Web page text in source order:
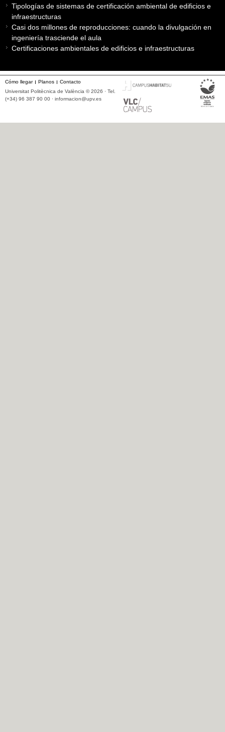
Tipologías de sistemas de certificación ambiental de edificios e
infraestructuras
Casi dos millones de reproducciones: cuando la divulgación en
ingeniería trasciende el aula
Certificaciones ambientales de edificios e infraestructuras
Cómo llegar Planos
Contacto
Universitat Politècnica de València © 2026 · Tel.
(+34) 96 387 90 00 · informacion@upv.es